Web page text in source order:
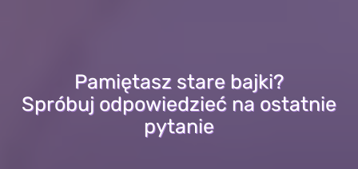
Pamiętasz stare bajki?
Spróbuj odpowiedzieć na ostatnie
pytanie